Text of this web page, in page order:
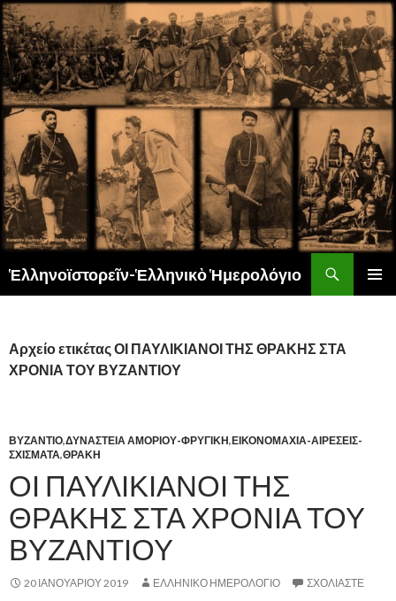
Ἑλληνοϊστορεῖν-Ἑλληνικὸ Ἡμερολόγιο
Αρχείο ετικέτας ΟΙ ΠΑΥΛΙΚΙΑΝΟΙ ΤΗΣ ΘΡΑΚΗΣ ΣΤΑ
ΧΡΟΝΙΑ ΤΟΥ ΒΥΖΑΝΤΙΟΥ
ΒΥΖΑΝΤΙΟ,ΔΥΝΑΣΤΕΙΑ ΑΜΟΡΙΟΥ-ΦΡΥΓΙΚΗ,ΕΙΚΟΝΟΜΑΧΙΑ-ΑΙΡΕΣΕΙΣ-
ΣΧΙΣΜΑΤΑ,ΘΡΑΚΗ
ΟΙ ΠΑΥΛΙΚΙΑΝΟΙ ΤΗΣ
ΘΡΑΚΗΣ ΣΤΑ ΧΡΟΝΙΑ ΤΟΥ
ΒΥΖΑΝΤΙΟΥ
20 ΙΑΝΟΥΑΡΊΟΥ 2019 ΕΛΛΗΝΙΚΟ ΗΜΕΡΟΛΟΓΙΟ ΣΧΟΛΙΆΣΤΕ